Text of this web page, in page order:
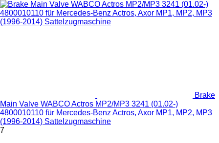
Brake
Main Valve WABCO Actros MP2/MP3 3241 (01.02-)
4800010110 für Mercedes-Benz Actros, Axor MP1, MP2, MP3
(1996-2014) Sattelzugmaschine
7